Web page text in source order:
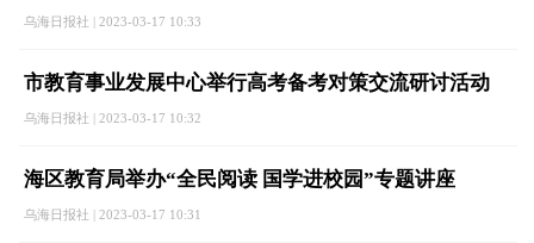
乌海日报社 | 2023-03-17 10:33
市教育事业发展中心举行高考备考对策交流研讨活动
乌海日报社 | 2023-03-17 10:32
海区教育局举办“全民阅读 国学进校园”专题讲座
乌海日报社 | 2023-03-17 10:31